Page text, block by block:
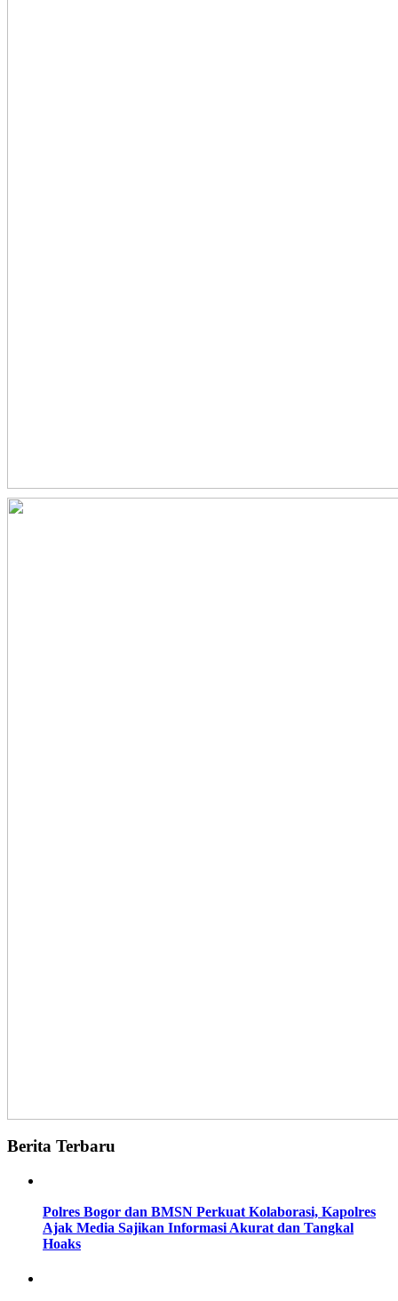
Berita Terbaru
Polres Bogor dan BMSN Perkuat Kolaborasi, Kapolres
Ajak Media Sajikan Informasi Akurat dan Tangkal
Hoaks